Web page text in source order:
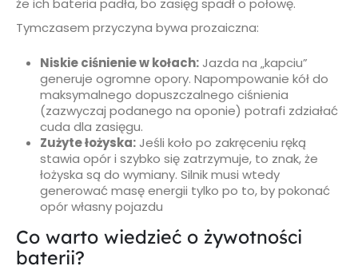
że ich bateria padła, bo zasięg spadł o połowę.
Tymczasem przyczyna bywa prozaiczna:
Niskie ciśnienie w kołach:Jazda na „kapciu”
generuje ogromne opory. Napompowanie kół do
maksymalnego dopuszczalnego ciśnienia
(zazwyczaj podanego na oponie) potrafi zdziałać
cuda dla zasięgu.
Zużyte łożyska:Jeśli koło po zakręceniu ręką
stawia opór i szybko się zatrzymuje, to znak, że
łożyska są do wymiany. Silnik musi wtedy
generować masę energii tylko po to, by pokonać
opór własny pojazdu
Co warto wiedzieć o żywotności
baterii?